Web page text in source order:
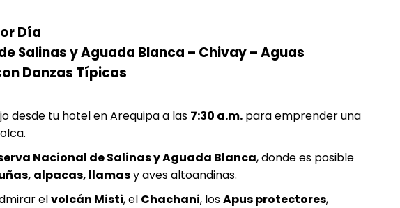
Día
Salinas y Aguada Blanca – Chivay – Aguas
Danzas Típicas
desde tu hotel en Arequipa a las 7:30 a.m. para emprender una
Nacional de Salinas y Aguada Blanca, donde es posible
alpacas, llamasy aves altoandinas.
elvolcán Misti, el Chachani, losApus protectores,